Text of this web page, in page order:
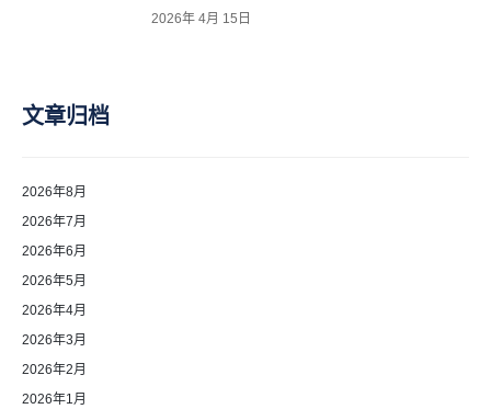
2026年 4月 15日
文章归档
2026年8月
2026年7月
2026年6月
2026年5月
2026年4月
2026年3月
2026年2月
2026年1月